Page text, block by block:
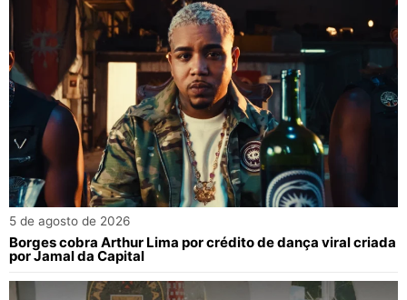
5 de agosto de 2026
Borges cobra Arthur Lima por crédito de dança viral criada
por Jamal da Capital